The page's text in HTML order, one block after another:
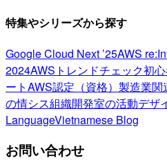
特集やシリーズから探す
Google Cloud Next ’25AWS
2024AWSトレンドチェック初
ートAWS認定（資格） 製造業関
の情シス組織開発室の活動デザ
LanguageVietnamese Blog
お問い合わせ